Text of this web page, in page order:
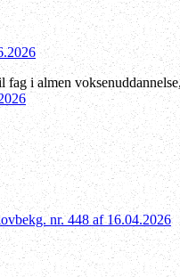
i almen
nr. 448 af 16.04.2026